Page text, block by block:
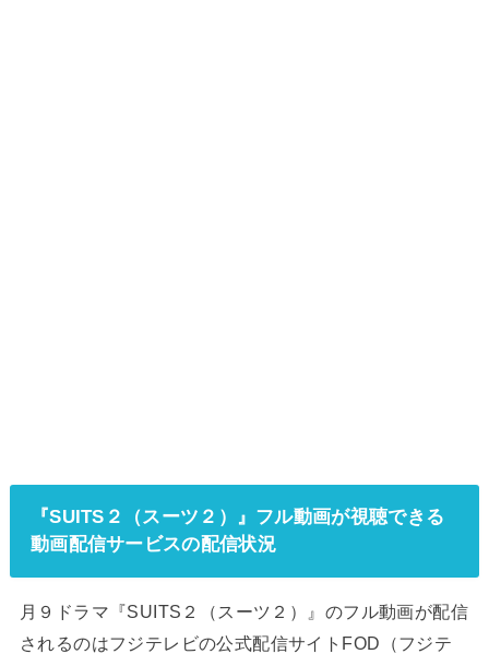
『SUITS２（スーツ２）』フル動画が視聴できる
動画配信サービスの配信状況
月９ドラマ『SUITS２（スーツ２）』のフル動画が配信
されるのはフジテレビの公式配信サイトFOD（フジテ